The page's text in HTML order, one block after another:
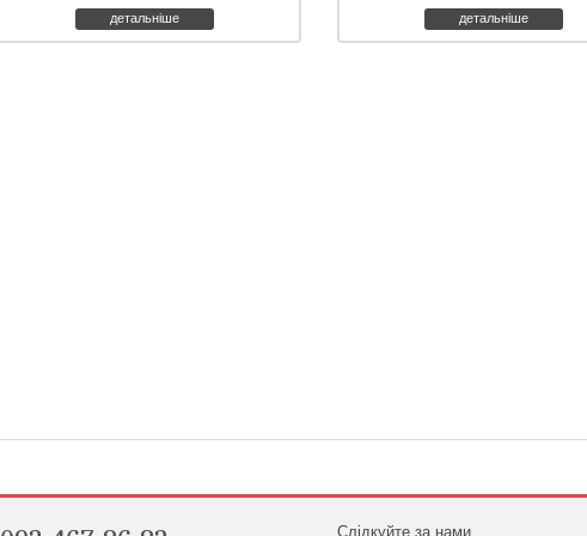
детальніше детальніше
Слідкуйте за нами